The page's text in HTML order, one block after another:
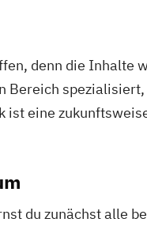
denn die Inhalte
eine
du zunächst alle